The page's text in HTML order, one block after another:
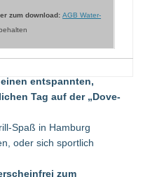
zum download:AGB Water-
entspannten,
Tag auf der „Dove-
Spaß in Hamburg
oder sich sportlich
zum